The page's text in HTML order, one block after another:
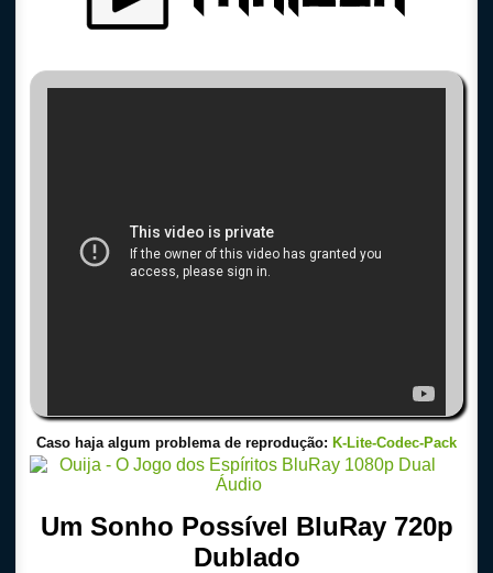
Caso haja algum problema de reprodução: K-Lite-Codec-Pack
Um Sonho Possível BluRay 720p
Dublado